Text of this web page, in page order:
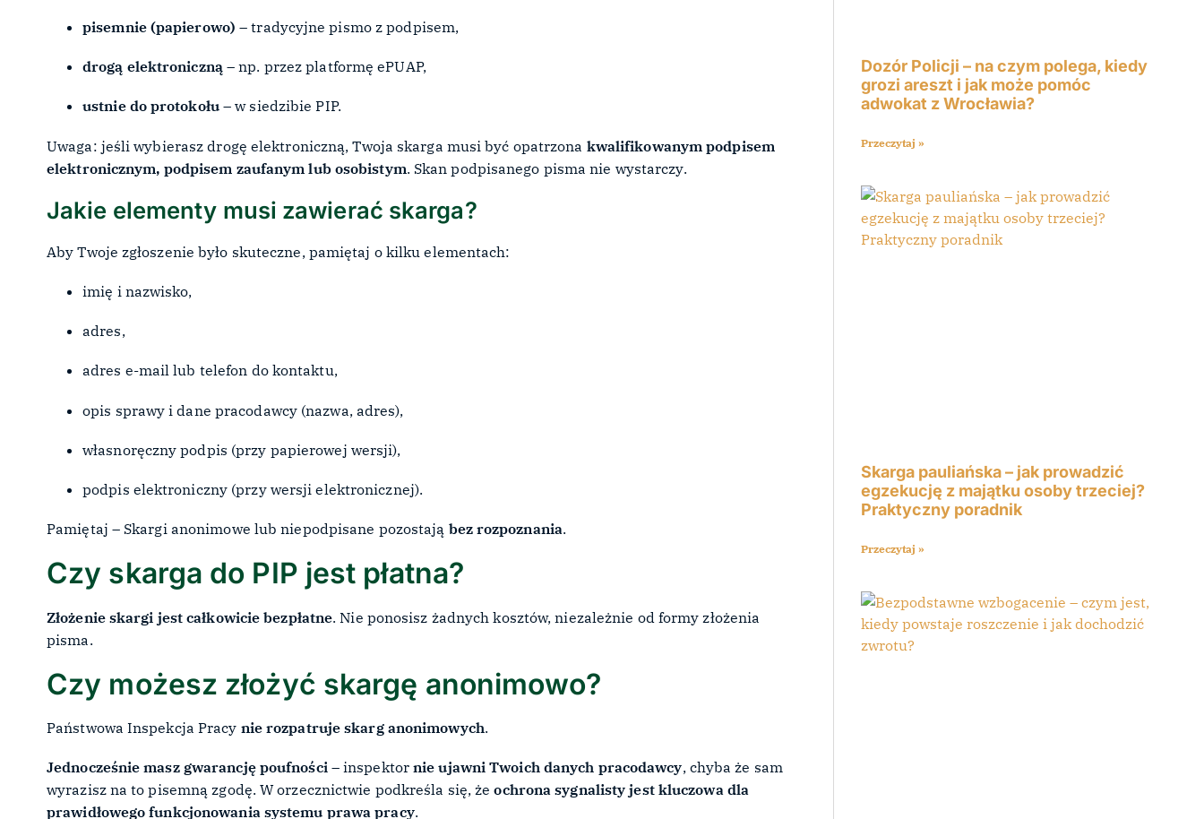
pisemnie (papierowo) – tradycyjne pismo z podpisem,
drogą elektroniczną– np. przez platformę ePUAP,
ustnie do protokołu– w siedzibie PIP.
Uwaga: jeśli wybierasz drogę elektroniczną, Twoja skarga musi być opatrzona kwalifikowanym podpisem
elektronicznym, podpisem zaufanym lub osobistym. Skan podpisanego pisma nie wystarczy.
Jakie elementy musi zawierać skarga?
Aby Twoje zgłoszenie było skuteczne, pamiętaj o kilku elementach:
imię i nazwisko,
adres,
adres e-mail lub telefon do kontaktu,
opis sprawy i dane pracodawcy (nazwa, adres),
własnoręczny podpis (przy papierowej wersji),
podpis elektroniczny (przy wersji elektronicznej).
Pamiętaj – Skargi anonimowe lub niepodpisane pozostają bez rozpoznania.
Czy skarga do PIP jest płatna?
Złożenie skargi jest całkowicie bezpłatne. Nie ponosisz żadnych kosztów, niezależnie od formy złożenia
pisma.
Czy możesz złożyć skargę anonimowo?
Państwowa Inspekcja Pracy nie rozpatruje skarg anonimowych.
Jednocześnie masz gwarancję poufności– inspektornie ujawni Twoich danych pracodawcy, chyba że sam
wyrazisz na to pisemną zgodę. W orzecznictwie podkreśla się, żeochrona sygnalisty jest kluczowa dla
prawidłowego funkcjonowania systemu prawa pracy.
Dozór Policji – na czym polega, kiedy
grozi areszt i jak może pomóc
adwokat z Wrocławia?
Przeczytaj »
Skarga pauliańska – jak prowadzić
egzekucję z majątku osoby trzeciej?
Praktyczny poradnik
Przeczytaj »